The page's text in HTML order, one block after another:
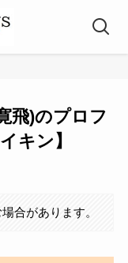
飛)のプロフ
キン】
合があります。